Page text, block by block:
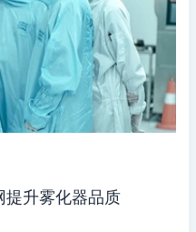
提升雾化器品质